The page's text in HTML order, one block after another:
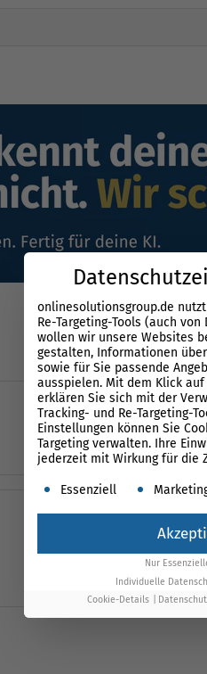
onlinesolutionsgroup.de
Re-Targeting-Tools (auch
wollen wir unsere Websites
gestalten, Informationen
sowie für Sie passende
ausspielen. Mit dem Klick
erklären Sie sich mit der
Tracking- und Re-Targeting-
Einstellungen können Sie
Targeting verwalten. Ihre
jederzeit mit Wirkung für die
Es folgt eine Liste der
Essenziell
Nur
Individuelle
Cookie-Details